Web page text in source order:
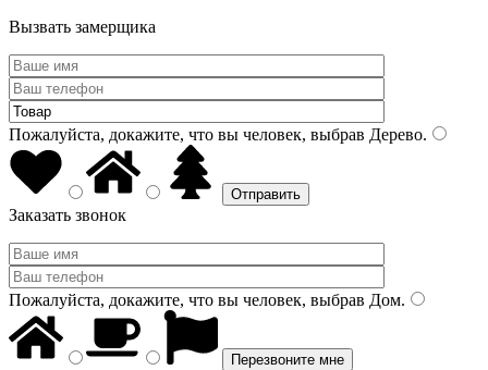
Вызвать замерщика
Пожалуйста, докажите, что вы человек, выбрав Дерево.
Заказать звонок
Пожалуйста, докажите, что вы человек, выбрав Дом.